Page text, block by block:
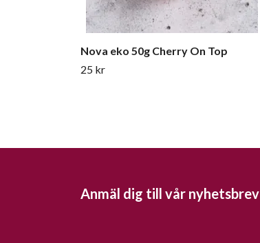
Nova eko 50g Cherry On Top
25 kr
Anmäl dig till vår nyhetsbrev